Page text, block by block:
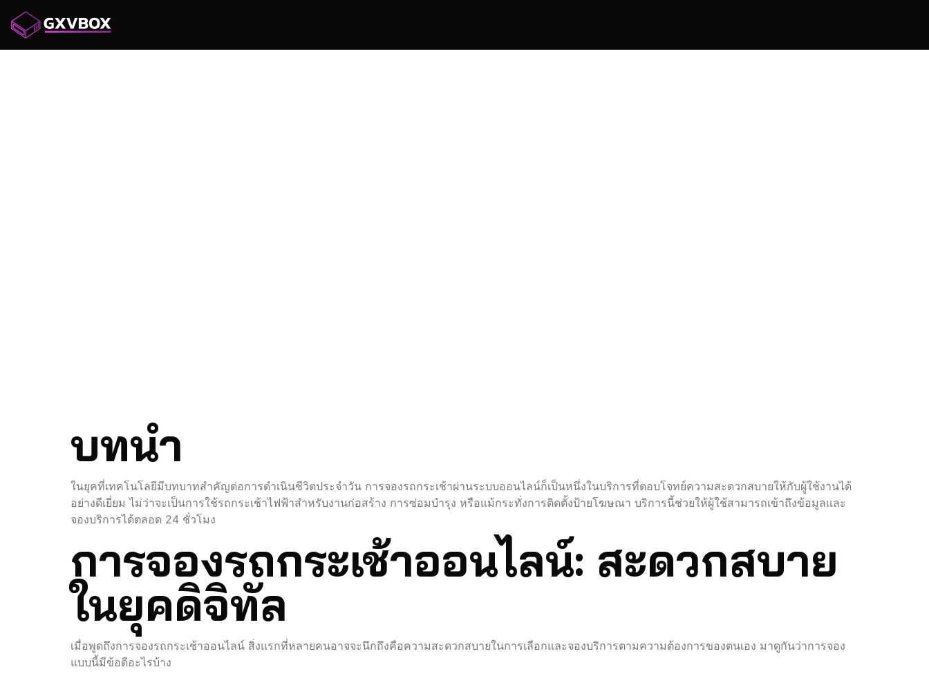
บทนำ
ในยุคที่เทคโนโลยีมีบทบาทสำคัญต่อการดำเนินชีวิตประจำวัน การจองรถกระเช้าผ่านระบบออนไลน์ก็เป็นหนึ่งในบริการที่ตอบโจทย์ความสะดวกสบายให้กับผู้ใช้งานได้
อย่างดีเยี่ยม ไม่ว่าจะเป็นการใช้รถกระเช้าไฟฟ้าสำหรับงานก่อสร้าง การซ่อมบำรุง หรือแม้กระทั่งการติดตั้งป้ายโฆษณา บริการนี้ช่วยให้ผู้ใช้สามารถเข้าถึงข้อมูลและ
จองบริการได้ตลอด 24 ชั่วโมง
การจองรถกระเช้าออนไลน์: สะดวกสบาย
ในยุคดิจิทัล
เมื่อพูดถึงการจองรถกระเช้าออนไลน์ สิ่งแรกที่หลายคนอาจจะนึกถึงคือความสะดวกสบายในการเลือกและจองบริการตามความต้องการของตนเอง มาดูกันว่าการจอง
แบบนี้มีข้อดีอะไรบ้าง